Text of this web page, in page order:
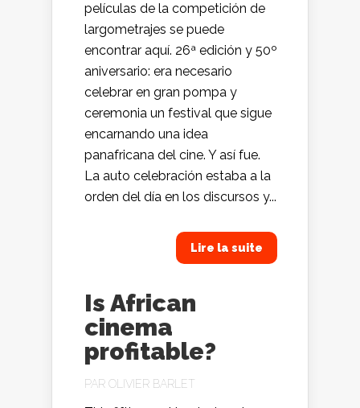
películas de la competición de
largometrajes se puede
encontrar aquí. 26ª edición y 50º
aniversario: era necesario
celebrar en gran pompa y
ceremonia un festival que sigue
encarnando una idea
panafricana del cine. Y así fue.
La auto celebración estaba a la
orden del día en los discursos y...
Lire la suite
Is African
cinema
profitable?
PAR OLIVIER BARLET